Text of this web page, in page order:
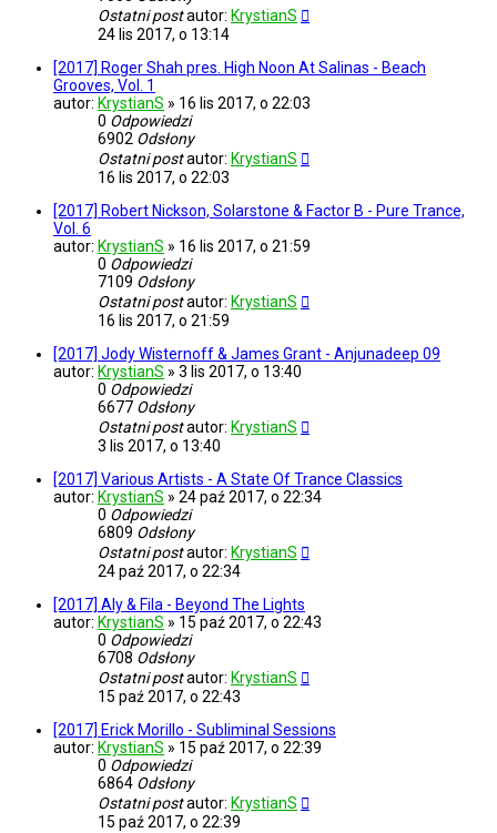
Ostatni postautor: KrystianS
24 lis 2017, o 13:14
[2017] Roger Shah pres. High Noon At Salinas - Beach
Grooves, Vol. 1
autor: KrystianS » 16 lis 2017, o 22:03
0 Odpowiedzi
6902 Odsłony
Ostatni postautor: KrystianS
16 lis 2017, o 22:03
[2017] Robert Nickson, Solarstone & Factor B - Pure Trance,
Vol. 6
autor: KrystianS » 16 lis 2017, o 21:59
0 Odpowiedzi
7109 Odsłony
Ostatni postautor: KrystianS
16 lis 2017, o 21:59
[2017] Jody Wisternoff & James Grant - Anjunadeep 09
autor: KrystianS » 3 lis 2017, o 13:40
0 Odpowiedzi
6677 Odsłony
Ostatni postautor: KrystianS
3 lis 2017, o 13:40
[2017] Various Artists - A State Of Trance Classics
autor: KrystianS » 24 paź 2017, o 22:34
0 Odpowiedzi
6809 Odsłony
Ostatni postautor: KrystianS
24 paź 2017, o 22:34
[2017] Aly & Fila - Beyond The Lights
autor: KrystianS » 15 paź 2017, o 22:43
0 Odpowiedzi
6708 Odsłony
Ostatni postautor: KrystianS
15 paź 2017, o 22:43
[2017] Erick Morillo - Subliminal Sessions
autor: KrystianS » 15 paź 2017, o 22:39
0 Odpowiedzi
6864 Odsłony
Ostatni postautor: KrystianS
15 paź 2017, o 22:39